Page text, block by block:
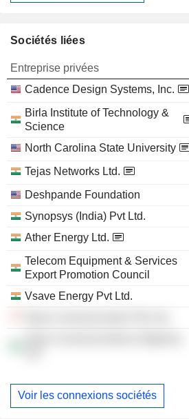
Sociétés liées
Entreprise privées
Cadence Design Systems, Inc.
Birla Institute of Technology &
Science
North Carolina State University
Tejas Networks Ltd.
Deshpande Foundation
Synopsys (India) Pvt Ltd.
Ather Energy Ltd.
Telecom Equipment & Services
Export Promotion Council
Vsave Energy Pvt Ltd.
Voir les connexions sociétés